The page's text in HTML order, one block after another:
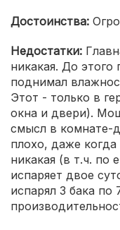
Достоинства:
Недостатки:
никакая. До этого
поднимал
Этот - только в
окна и двери).
смысл в комнате-
плохо, даже
никакая (в т.ч. по
испаряет двое
испарял 3 бака по